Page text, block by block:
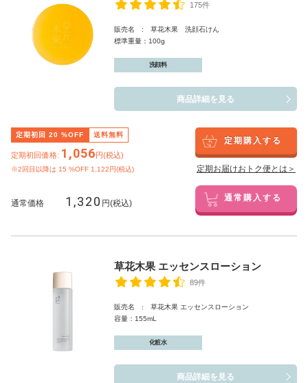
175件
販売名 : 草花木果 洗顔石けん
標準重量：100g
洗顔料
商品詳細を見る
定期初回 20 %OFF 送料無料
定期初回価格: 1,056円(税込)
※2回目以降は 15 %OFF 1,122円(税込)
定期購入する
定期お届けおトク便とは＞
通常価格 1,320 円(税込) 通常購入する
草花木果 エッセンスローション
89件
販売名 : 草花木果 エッセンスローション
容量：155mL
化粧水
商品詳細を見る